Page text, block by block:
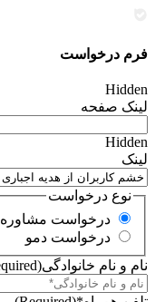
فرم درخواست
Hidden
لینک صفحه
Hidden
لینک
نوع درخواست
درخواست مشاوره
درخواست دمو
نام و نام خانوادگی(Required)